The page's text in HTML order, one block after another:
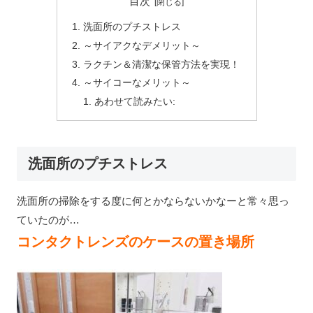
洗面所のプチストレス
～サイアクなデメリット～
ラクチン＆清潔な保管方法を実現！
～サイコーなメリット～
あわせて読みたい:
洗面所のプチストレス
洗面所の掃除をする度に何とかならないかなーと常々思っ
ていたのが…
コンタクトレンズのケースの置き場所